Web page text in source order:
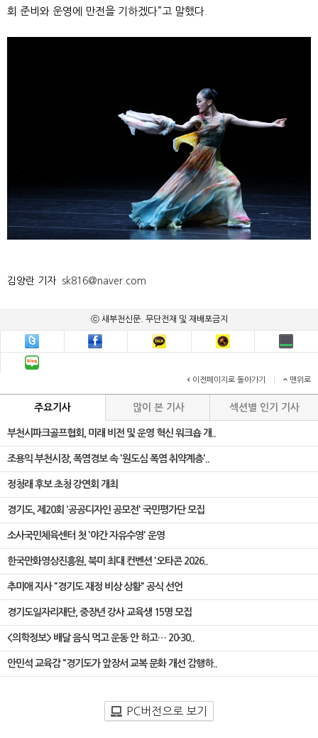
회 준비와 운영에 만전을 기하겠다”고 말했다.
김양란 기자 sk816@naver.com
ⓒ 새부천신문. 무단전재 및 재배포금지
이전페이지로 돌아가기 맨위로
주요기사 많이 본 기사 섹션별 인기 기사
부천시파크골프협회, 미래 비전 및 운영 혁신 워크숍 개..
조용익 부천시장, 폭염경보 속 '원도심 폭염 취약계층'..
정청래 후보 초청 강연회 개최
경기도, 제20회 '공공디자인 공모전' 국민평가단 모집
소사국민체육센터 첫 '야간 자유수영' 운영
한국만화영상진흥원, 북미 최대 컨벤션 '오타콘 2026..
추미애 지사 "경기도 재정 비상 상황" 공식 선언
경기도일자리재단, 중장년 강사 교육생 15명 모집
<의학정보> 배달 음식 먹고 운동 안 하고… 20·30..
안민석 교육감 "경기도가 앞장서 교복 문화 개선 감행하..
PC버전으로 보기